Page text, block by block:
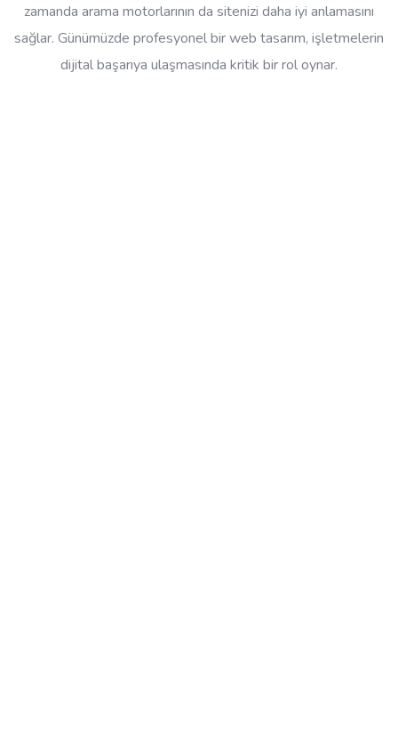
zamanda arama motorlarının da sitenizi daha iyi anlamasını
sağlar. Günümüzde profesyonel bir web tasarım, işletmelerin
dijital başarıya ulaşmasında kritik bir rol oynar.